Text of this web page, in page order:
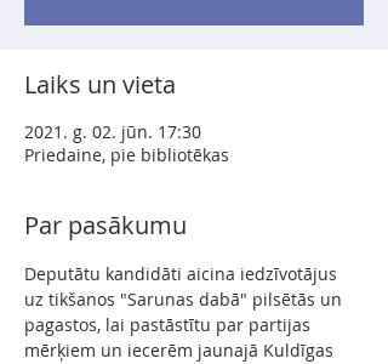
Laiks un vieta
2021. g. 02. jūn. 17:30
Priedaine, pie bibliotēkas
Par pasākumu
Deputātu kandidāti aicina iedzīvotājus
uz tikšanos "Sarunas dabā" pilsētās un
pagastos, lai pastāstītu par partijas
mērķiem un iecerēm jaunajā Kuldīgas